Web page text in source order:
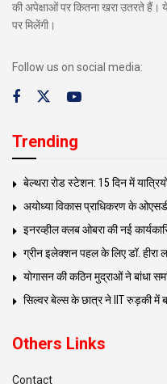
की अपेक्षाओं पर कितना खरा उतरते
पर मिलेंगी।
Follow us on social media:
Trending
बेल्थरा रोड स्टेशन: 15 दिन में
अयोध्या विकास प्राधिकरण के
इनरव्हील क्लब ओबरा की नई
ग्रीन इलेक्शन पहल के लिए डॉ. हीरा
योगासन की कठिन मुद्राओं ने बांधा
सिल्वर बेल्स के छात्र ने IIT रुड़की में
Others Links
Contact